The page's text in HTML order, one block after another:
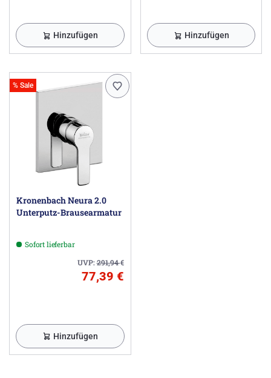
Hinzufügen Hinzufügen
% Sale
Kronenbach Neura 2.0
Unterputz-Brausearmatur
Sofort lieferbar
UVP:291,94€
77,39 €
Hinzufügen